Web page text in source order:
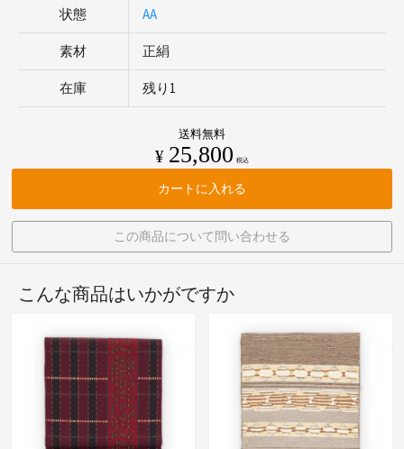
状態 AA
素材 正絹
在庫 残り1
送料無料
¥ 25,800 税込
カートに入れる
この商品について問い合わせる
こんな商品はいかがですか